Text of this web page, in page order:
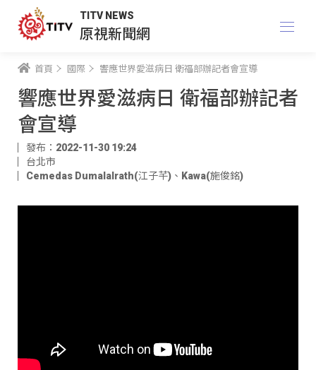
TITV NEWS
原視新聞網
首頁 國際 響應世界愛滋病日 衛福部辦記者會宣導
響應世界愛滋病日 衛福部辦記者
會宣導
發布：2022-11-30 19:24
台北市
Cemedas Dumalalrath(江子芊) 、 Kawa(施俊銘)